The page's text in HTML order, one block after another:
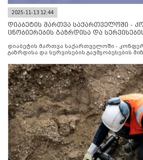
2025-11-13 12:44
დიაბეტის მართვა საქართველოში -
ცნობიერების გაზრდისა და
დიაბეტის მართვა საქართველოში -
გაზრდისა და სერვისების გაუმჯობესების